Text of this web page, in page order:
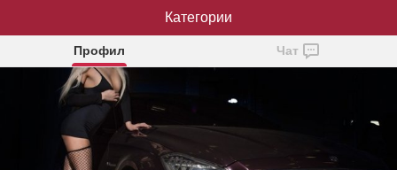
SonyKeks
Профил Чат
Категории